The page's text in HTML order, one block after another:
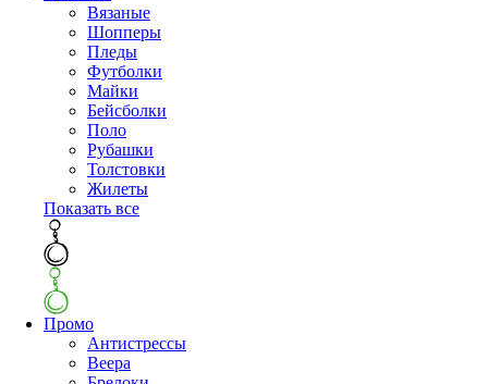
Вязаные
Шопперы
Пледы
Футболки
Майки
Бейсболки
Поло
Рубашки
Толстовки
Жилеты
Показать все
Промо
Антистрессы
Веера